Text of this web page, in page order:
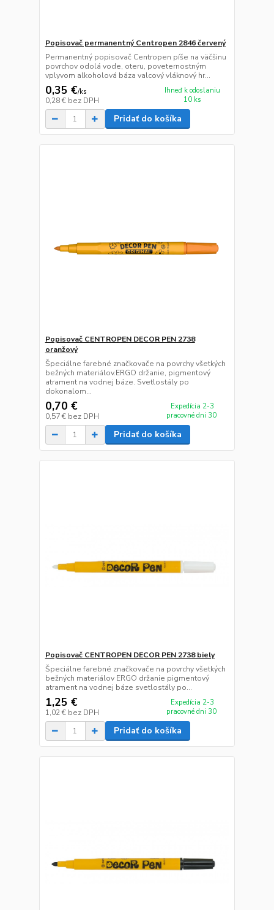
Popisovač permanentný Centropen 2846 červený
Permanentný popisovač Centropen píše na väčšinu
povrchov odolá vode, oteru, poveternostným
vplyvom alkoholová báza valcový vláknový hr...
0,35 €/ks
0,28 € bez DPH
Ihneď k odoslaniu
10 ks
Pridať do košíka
Popisovač CENTROPEN DECOR PEN 2738
oranžový
Špeciálne farebné značkovače na povrchy všetkých
bežných materiálov.ERGO držanie, pigmentový
atrament na vodnej báze. Svetlostály po
dokonalom...
0,70 €
0,57 € bez DPH
Expedícia 2-3
pracovné dni 30
Pridať do košíka
Popisovač CENTROPEN DECOR PEN 2738 biely
Špeciálne farebné značkovače na povrchy všetkých
bežných materiálov ERGO držanie pigmentový
atrament na vodnej báze svetlostály po...
1,25 €
1,02 € bez DPH
Expedícia 2-3
pracovné dni 30
Pridať do košíka